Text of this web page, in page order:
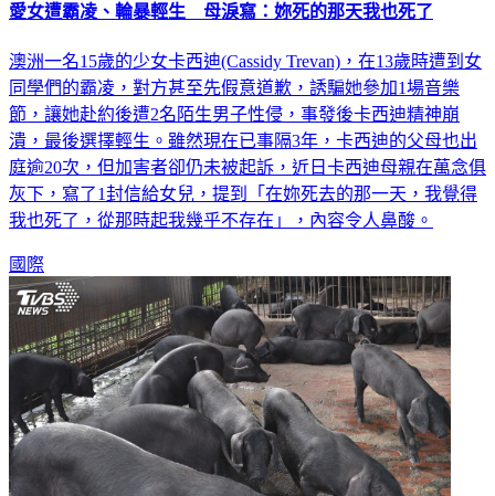
愛女遭霸凌、輪暴輕生 母淚寫：妳死的那天我也死了
澳洲一名15歲的少女卡西迪(Cassidy Trevan)，在13歲時遭到女
同學們的霸凌，對方甚至先假意道歉，誘騙她參加1場音樂
節，讓她赴約後遭2名陌生男子性侵，事發後卡西迪精神崩
潰，最後選擇輕生。雖然現在已事隔3年，卡西迪的父母也出
庭逾20次，但加害者卻仍未被起訴，近日卡西迪母親在萬念俱
灰下，寫了1封信給女兒，提到「在妳死去的那一天，我覺得
我也死了，從那時起我幾乎不存在」，內容令人鼻酸。
國際